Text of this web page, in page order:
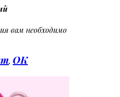
вам необходимо
, OK